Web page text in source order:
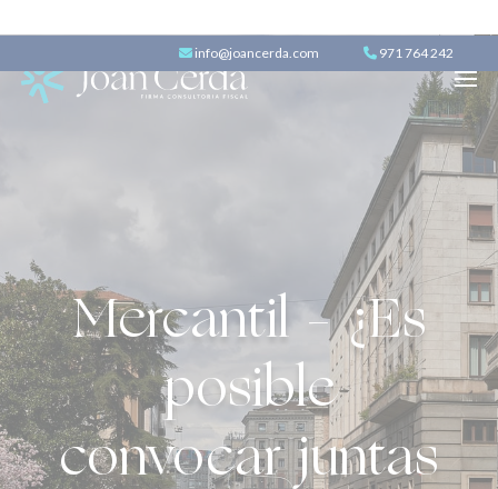
info@joancerda.com 971 764 242
Mercantil – ¿Es
posible
convocar juntas